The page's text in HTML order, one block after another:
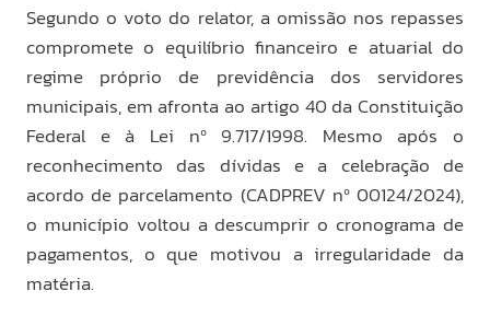
Segundo o voto do relator, a omissão nos repasses
compromete o equilíbrio financeiro e atuarial do
regime próprio de previdência dos servidores
municipais, em afronta ao artigo 40 da Constituição
Federal e à Lei nº 9.717/1998. Mesmo após o
reconhecimento das dívidas e a celebração de
acordo de parcelamento (CADPREV nº 00124/2024),
o município voltou a descumprir o cronograma de
pagamentos, o que motivou a irregularidade da
matéria.